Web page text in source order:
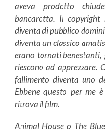
aveva prodotto
bancarotta. Il
diventa di pubblico
diventa un classico
erano tornati benestanti,
riescono ad apprezzare.
fallimento diventa uno
Ebbene questo per me
ritrova il film.
Animal House o The